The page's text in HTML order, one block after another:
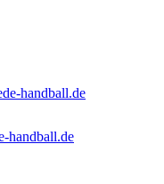
handball.de
handball.de